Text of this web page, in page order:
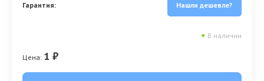
Гарантия: Нашли дешевле?
● В наличии
Цена: 1 ₽